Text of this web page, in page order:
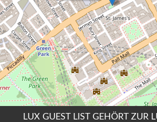
LUX GUEST LIST GEHÖRT ZUR